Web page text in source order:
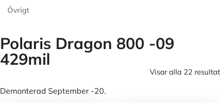
Övrigt
Polaris Dragon 800 -09
429mil
Visar alla 22 resultat
Demonterad September -20.